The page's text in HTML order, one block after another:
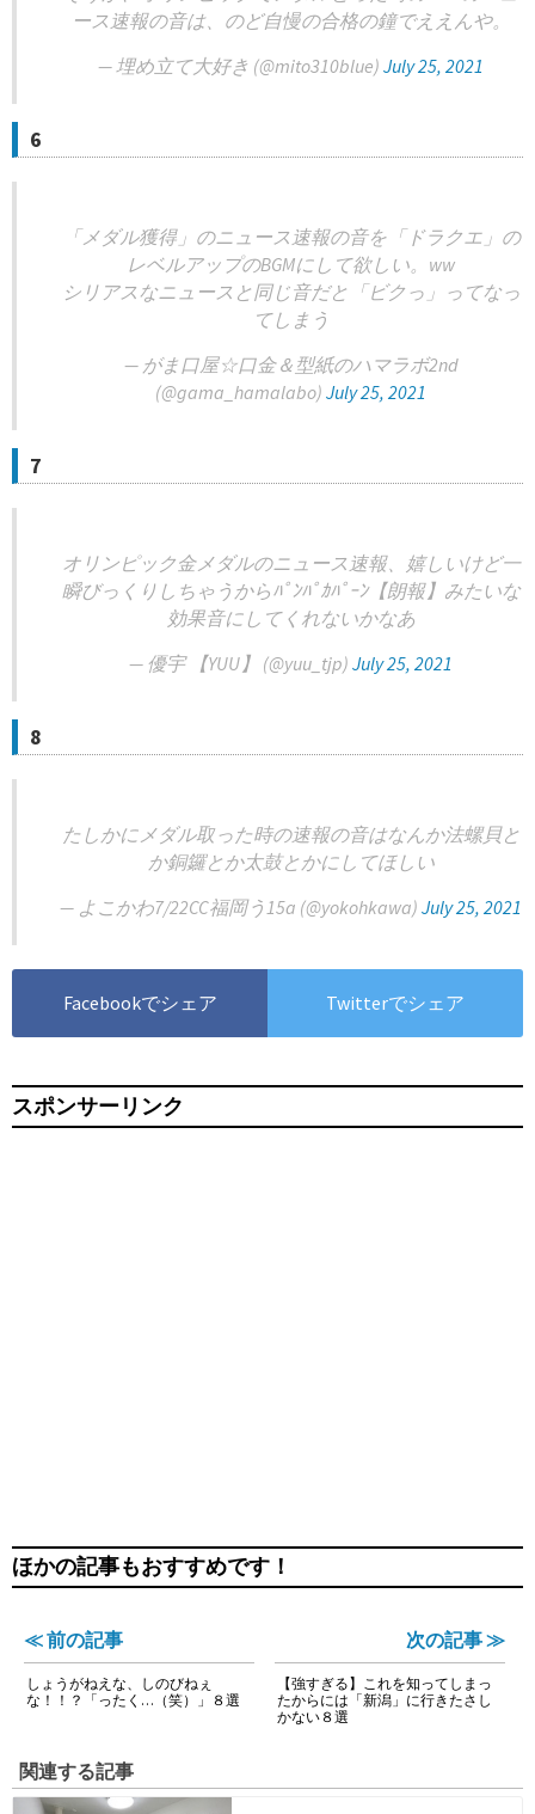
ース速報の音は、のど自慢の合格の鐘でええんや。
— 埋め立て大好き (@mito310blue) July 25, 2021
6
「メダル獲得」のニュース速報の音を「ドラクエ」の
レベルアップのBGMにして欲しい。ww
シリアスなニュースと同じ音だと「ビクっ」ってなっ
てしまう
— がま口屋☆口金＆型紙のハマラボ2nd
(@gama_hamalabo) July 25, 2021
7
オリンピック金メダルのニュース速報、嬉しいけど一
瞬びっくりしちゃうからﾊﾟﾝﾊﾟｶﾊﾟｰﾝ【朗報】みたいな
効果音にしてくれないかなあ
— 優宇 【YUU】 (@yuu_tjp) July 25, 2021
8
たしかにメダル取った時の速報の音はなんか法螺貝と
か銅鑼とか太鼓とかにしてほしい
— よこかわ7/22CC福岡う15a (@yokohkawa) July 25, 2021
Facebookでシェア Twitterでシェア
スポンサーリンク
ほかの記事もおすすめです！
≪ 前の記事
しょうがねえな、しのびねぇ
な！！？「ったく…（笑）」８選
次の記事 ≫
【強すぎる】これを知ってしまっ
たからには「新潟」に行きたさし
かない８選
関連する記事